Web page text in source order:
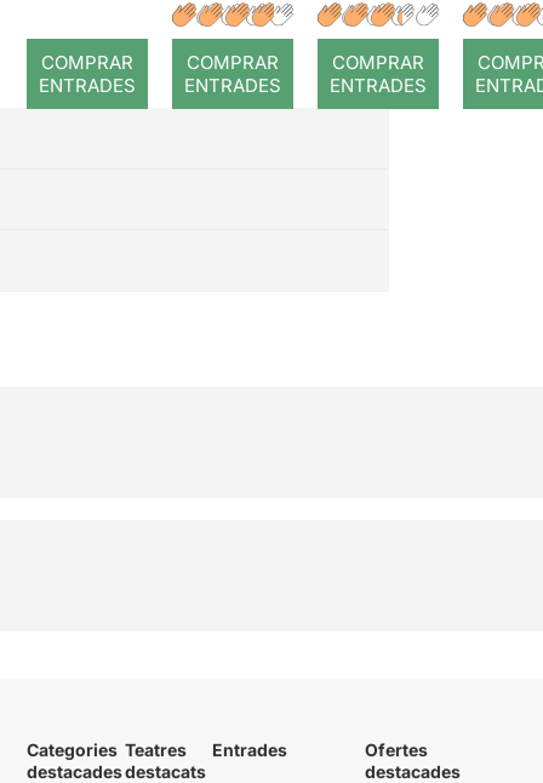
COMPRAR
ENTRADES
a temps
COMPRAR
ENTRADES
r: Temps
COMPRAR
ENTRADES
:
Categories
destacades
Teatres
destacats
Entrades
Ofertes
destacades